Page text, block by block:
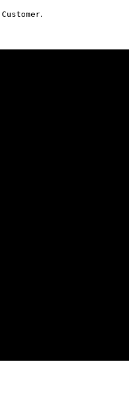
Customer.